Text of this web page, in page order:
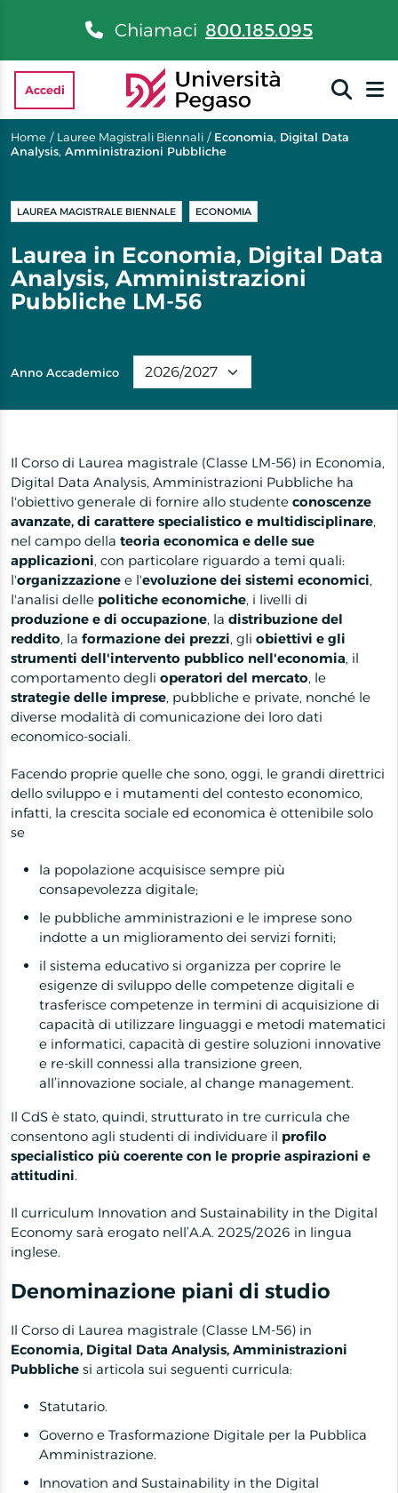
Chiamaci 800.185.095
Accedi
Home / Lauree Magistrali Biennali / Economia, Digital Data
Analysis, Amministrazioni Pubbliche
LAUREA MAGISTRALE BIENNALE ECONOMIA
Laurea in Economia, Digital Data
Analysis, Amministrazioni
Pubbliche LM-56
Anno Accademico
Il Corso di Laurea magistrale (Classe LM-56) in Economia,
Digital Data Analysis, Amministrazioni Pubbliche ha
l'obiettivo generale di fornire allo studente conoscenze
avanzate, di carattere specialistico e multidisciplinare,
nel campo della teoria economica e delle sue
applicazioni, con particolare riguardo a temi quali:
l'organizzazione e l'evoluzione dei sistemi economici,
l'analisi delle politiche economiche, i livelli di
produzione e di occupazione, la distribuzione del
reddito, la formazione dei prezzi, gli obiettivi e gli
strumenti dell'intervento pubblico nell'economia, il
comportamento degli operatori del mercato, le
strategie delle imprese, pubbliche e private, nonché le
diverse modalità di comunicazione dei loro dati
economico-sociali.
Facendo proprie quelle che sono, oggi, le grandi direttrici
dello sviluppo e i mutamenti del contesto economico,
infatti, la crescita sociale ed economica è ottenibile solo
se
la popolazione acquisisce sempre più
consapevolezza digitale;
le pubbliche amministrazioni e le imprese sono
indotte a un miglioramento dei servizi forniti;
il sistema educativo si organizza per coprire le
esigenze di sviluppo delle competenze digitali e
trasferisce competenze in termini di acquisizione di
capacità di utilizzare linguaggi e metodi matematici
e informatici, capacità di gestire soluzioni innovative
e re-skill connessi alla transizione green,
all’innovazione sociale, al change management.
Il CdS è stato, quindi, strutturato in tre curricula che
consentono agli studenti di individuare il profilo
specialistico più coerente con le proprie aspirazioni e
attitudini.
Il curriculum Innovation and Sustainability in the Digital
Economy sarà erogato nell’A.A. 2025/2026 in lingua
inglese.
Denominazione piani di studio
Il Corso di Laurea magistrale (Classe LM-56) in
Economia, Digital Data Analysis, Amministrazioni
Pubbliche si articola sui seguenti curricula:
Statutario.
Governo e Trasformazione Digitale per la Pubblica
Amministrazione.
Innovation and Sustainability in the Digital